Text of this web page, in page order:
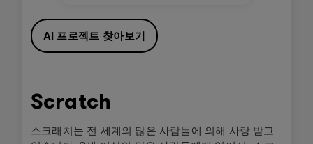
AI 프로젝트 찾아보기
Scratch
스크래치는 전 세계의 많은 사람들에 의해 사랑 받고